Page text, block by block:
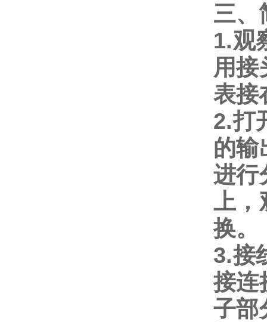
三、
1.观
用接
表接
2.打
的输
进行
上，
换。
3.接
接连
子部